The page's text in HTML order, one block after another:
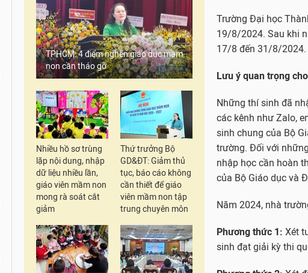
TPHCM: 4 điểm nghẽn giáo dục mầm
non cần tháo gỡ
Nhiều hồ sơ trùng
lặp nội dung, nhập
dữ liệu nhiều lần,
giáo viên mầm non
mong rà soát cắt
giảm
Thứ trưởng Bộ
GD&ĐT: Giảm thủ
tục, báo cáo không
cần thiết để giáo
viên mầm non tập
trung chuyên môn
Trường Đại học
19/8/2024. Sau khi
17/8 đến 31/8/2024.
Lưu ý quan trọng
Những thí sinh đã
các kênh như Zalo,
sinh chung của Bộ
trường. Đối với
nhập học cần hoàn
của Bộ Giáo dục và
Năm 2024, nhà
Phương thức 1: Xét
sinh đạt giải kỳ thi